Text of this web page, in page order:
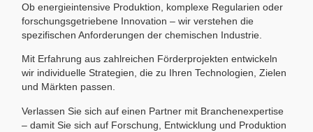
Ob energieintensive Produktion, komplexe Regularien oder
forschungsgetriebene Innovation – wir verstehen die
spezifischen Anforderungen der chemischen Industrie.
Mit Erfahrung aus zahlreichen Förderprojekten entwickeln
wir individuelle Strategien, die zu Ihren Technologien, Zielen
und Märkten passen.
Verlassen Sie sich auf einen Partner mit Branchenexpertise
– damit Sie sich auf Forschung, Entwicklung und Produktion